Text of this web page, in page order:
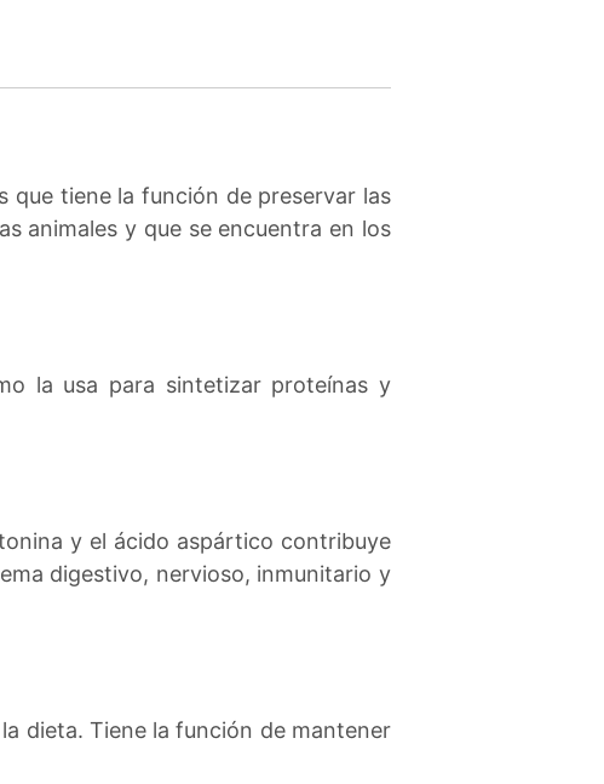
que tiene la función de preservar las
animales y que se encuentra en los
la usa para sintetizar proteínas y
y el ácido aspártico contribuye
digestivo, nervioso, inmunitario y
dieta. Tiene la función de mantener